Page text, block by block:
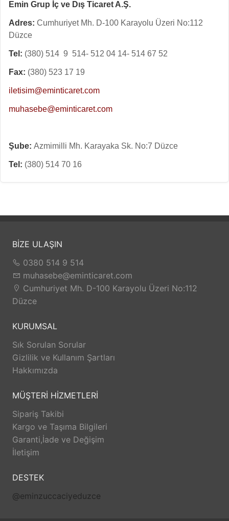
Emin Grup İç ve Dış Ticaret A.Ş.
Adres: Cumhuriyet Mh. D-100 Karayolu Üzeri No:112
Düzce
Tel: (380) 514 9 514- 512 04 14- 514 67 52
Fax: (380) 523 17 19
iletisim@eminticaret.com
muhasebe@eminticaret.com
Şube: Azmimilli Mh. Karayaka Sk. No:7 Düzce
Tel: (380) 514 70 16
BİZE ULAŞIN
0380 514 9 514
muhasebe@eminticaret.com
Cumhuriyet Mh. D-100 Karayolu Üzeri No:112
Düzce
KURUMSAL
Sık Sorulan Sorular
Gizlilik ve Kullanım Şartları
Hakkımızda
MÜŞTERİ HİZMETLERİ
Sipariş Takibi
Kargo ve Taşıma Bilgileri
Garanti,İade ve Değişim
İletişim
DESTEK
@eminzuccaciyeduzce